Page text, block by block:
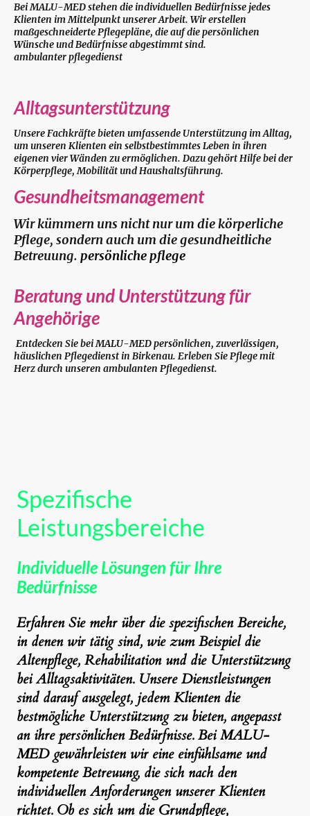
Bei MALU-MED stehen die individuellen Bedürfnisse jedes
Klienten im Mittelpunkt unserer Arbeit. Wir erstellen
maßgeschneiderte Pflegepläne, die auf die persönlichen
Wünsche und Bedürfnisse abgestimmt sind.
ambulanter pflegedienst
Alltagsunterstützung
Unsere Fachkräfte bieten umfassende Unterstützung im Alltag,
um unseren Klienten ein selbstbestimmtes Leben in ihren
eigenen vier Wänden zu ermöglichen. Dazu gehört Hilfe bei der
Körperpflege, Mobilität und Haushaltsführung.
Gesundheitsmanagement
Wir kümmern uns nicht nur um die körperliche
Pflege, sondern auch um die gesundheitliche
Betreuung. persönliche pflege
Beratung und Unterstützung für
Angehörige
Entdecken Sie bei MALU-MED persönlichen, zuverlässigen,
häuslichen Pflegedienst in Birkenau. Erleben Sie Pflege mit
Herz durch unseren ambulanten Pflegedienst.
Spezifische
Leistungsbereiche
Individuelle Lösungen für Ihre
Bedürfnisse
Erfahren Sie mehr über die spezifischen Bereiche,
in denen wir tätig sind, wie zum Beispiel die
Altenpflege, Rehabilitation und die Unterstützung
bei Alltagsaktivitäten. Unsere Dienstleistungen
sind darauf ausgelegt, jedem Klienten die
bestmögliche Unterstützung zu bieten, angepasst
an ihre persönlichen Bedürfnisse. Bei MALU-
MED gewährleisten wir eine einfühlsame und
kompetente Betreuung, die sich nach den
individuellen Anforderungen unserer Klienten
richtet. Ob es sich um die Grundpflege,